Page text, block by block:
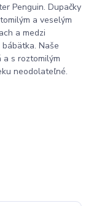
Penguin. Dupačky
a veselým
a medzi
Naše
a s roztomilým
neodolateľné.